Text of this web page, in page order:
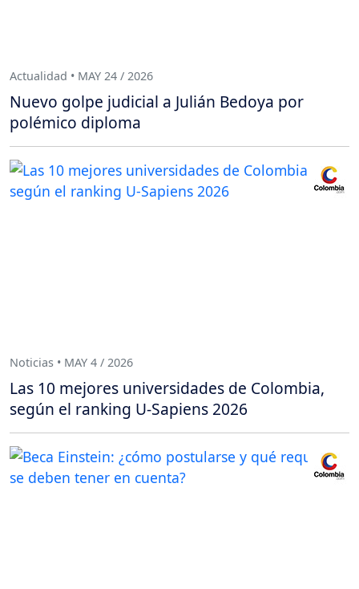
Actualidad • MAY 24 / 2026
Nuevo golpe judicial a Julián Bedoya por
polémico diploma
Noticias • MAY 4 / 2026
Las 10 mejores universidades de Colombia,
según el ranking U-Sapiens 2026